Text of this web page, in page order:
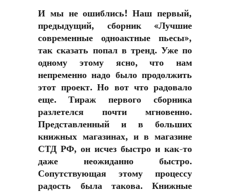
И мы не ошиблись! Наш первый,
предыдущий, сборник «Лучшие
современные одноактные пьесы»,
так сказать попал в тренд. Уже по
одному этому ясно, что нам
непременно надо было продолжить
этот проект. Но вот что радовало
еще. Тираж первого сборника
разлетелся почти мгновенно.
Представленный и в больших
книжных магазинах, и в магазине
СТД РФ, он исчез быстро и как-то
даже неожиданно быстро.
Сопутствующая этому процессу
радость была такова. Книжные